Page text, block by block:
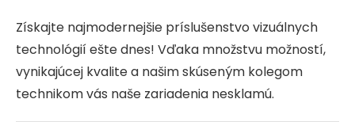
Získajte najmodernejšie príslušenstvo vizuálnych
technológií ešte dnes! Vďaka množstvu možností,
vynikajúcej kvalite a našim skúseným kolegom
technikom vás naše zariadenia nesklamú.